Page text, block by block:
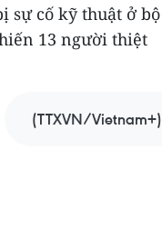
sự cố kỹ thuật ở bộ
13 người thiệt
(TTXVN/Vietnam+)